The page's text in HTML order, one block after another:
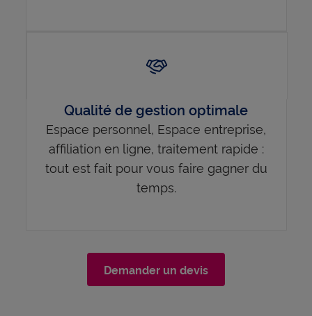
Qualité de gestion optimale
Espace personnel, Espace entreprise,
affiliation en ligne, traitement rapide :
tout est fait pour vous faire gagner du
temps.
Demander un devis